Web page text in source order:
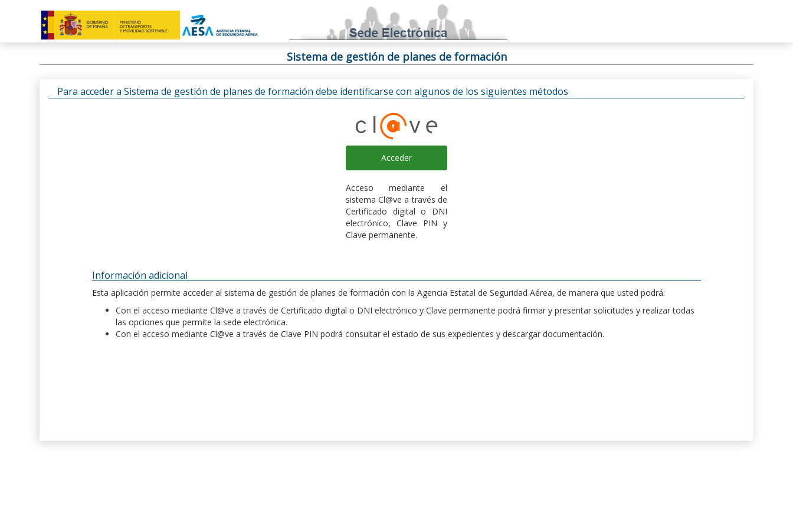
Sistema de gestión de planes de formación
Para acceder a Sistema de gestión de planes de formación debe identificarse con algunos de los siguientes métodos
Acceder
Acceso mediante el
sistema Cl@ve a través de
Certificado digital o DNI
electrónico, Clave PIN y
Clave permanente.
Información adicional
Esta aplicación permite acceder al sistema de gestión de planes de formación con la Agencia Estatal de Seguridad Aérea, de manera que usted podrá:
Con el acceso mediante Cl@ve a través de Certificado digital o DNI electrónico y Clave permanente podrá firmar y presentar solicitudes y realizar todas
las opciones que permite la sede electrónica.
Con el acceso mediante Cl@ve a través de Clave PIN podrá consultar el estado de sus expedientes y descargar documentación.